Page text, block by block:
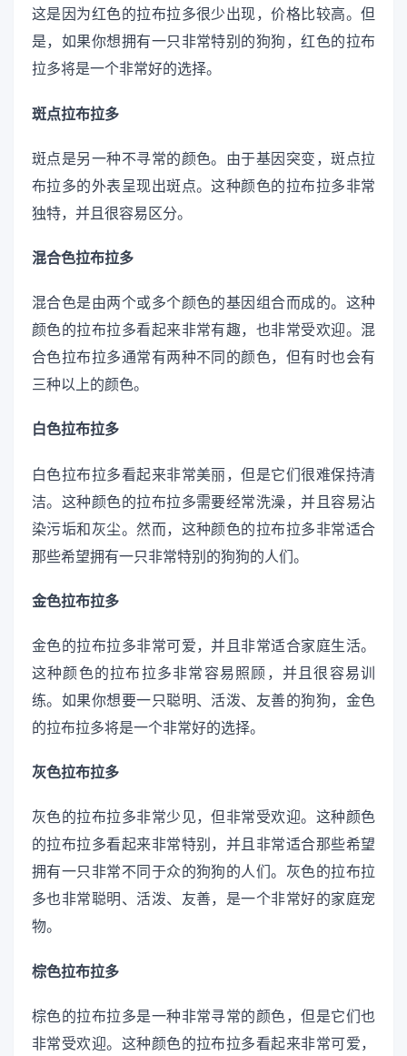
这是因为红色的拉布拉多很少出现，价格比较高。但
是，如果你想拥有一只非常特别的狗狗，红色的拉布
拉多将是一个非常好的选择。
斑点拉布拉多
斑点是另一种不寻常的颜色。由于基因突变，斑点拉
布拉多的外表呈现出斑点。这种颜色的拉布拉多非常
独特，并且很容易区分。
混合色拉布拉多
混合色是由两个或多个颜色的基因组合而成的。这种
颜色的拉布拉多看起来非常有趣，也非常受欢迎。混
合色拉布拉多通常有两种不同的颜色，但有时也会有
三种以上的颜色。
白色拉布拉多
白色拉布拉多看起来非常美丽，但是它们很难保持清
洁。这种颜色的拉布拉多需要经常洗澡，并且容易沾
染污垢和灰尘。然而，这种颜色的拉布拉多非常适合
那些希望拥有一只非常特别的狗狗的人们。
金色拉布拉多
金色的拉布拉多非常可爱，并且非常适合家庭生活。
这种颜色的拉布拉多非常容易照顾，并且很容易训
练。如果你想要一只聪明、活泼、友善的狗狗，金色
的拉布拉多将是一个非常好的选择。
灰色拉布拉多
灰色的拉布拉多非常少见，但非常受欢迎。这种颜色
的拉布拉多看起来非常特别，并且非常适合那些希望
拥有一只非常不同于众的狗狗的人们。灰色的拉布拉
多也非常聪明、活泼、友善，是一个非常好的家庭宠
物。
棕色拉布拉多
棕色的拉布拉多是一种非常寻常的颜色，但是它们也
非常受欢迎。这种颜色的拉布拉多看起来非常可爱，